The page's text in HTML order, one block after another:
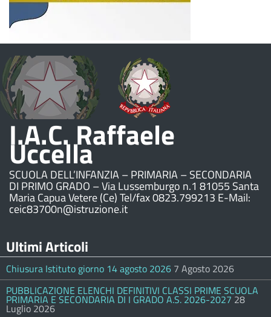
I.A.C. Raffaele
Uccella
SCUOLA DELL’INFANZIA – PRIMARIA – SECONDARIA
DI PRIMO GRADO – Via Lussemburgo n.1 81055 Santa
Maria Capua Vetere (Ce) Tel/fax 0823.799213 E-Mail:
ceic83700n@istruzione.it
Ultimi Articoli
Chiusura Istituto giorno 14 agosto 2026 7 Agosto 2026
PUBBLICAZIONE ELENCHI DEFINITIVI CLASSI PRIME SCUOLA
PRIMARIA E SECONDARIA DI I GRADO A.S. 2026-2027 28
Luglio 2026